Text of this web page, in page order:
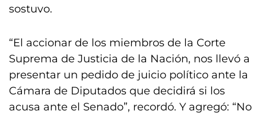
sostuvo.
“El accionar de los miembros de la Corte
Suprema de Justicia de la Nación, nos llevó a
presentar un pedido de juicio político ante la
Cámara de Diputados que decidirá si los
acusa ante el Senado”, recordó. Y agregó: “No